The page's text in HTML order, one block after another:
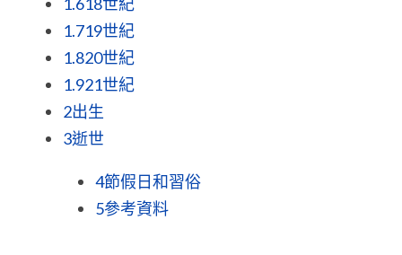
1.719世紀
1.820世紀
1.921世紀
2出生
3逝世
4節假日和習俗
5參考資料